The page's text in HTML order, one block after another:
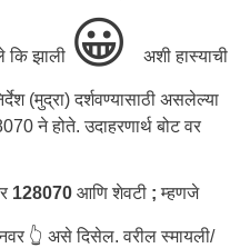
कि झाली 😀अशी हास्याची
(मुद्रा) दर्शवण्यासाठी असलेल्या
ने होते. उदाहरणार्थ बोट वर
128070 आणि शेवटी ;म्हणजे
👆 असे दिसेल. वरील स्मायली/